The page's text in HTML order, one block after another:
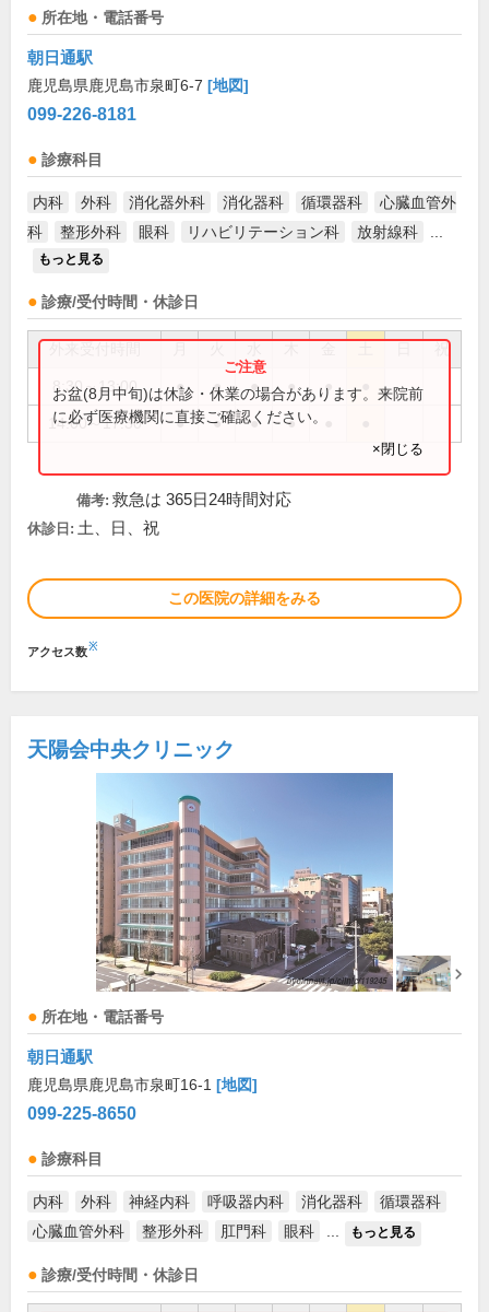
所在地・電話番号
朝日通駅
鹿児島県鹿児島市泉町6-7 [地図]
099-226-8181
診療科目
内科 外科 消化器外科 消化器科 循環器科
心臓血管外
科
整形外科 眼科 リハビリテーション科 放射線科
もっと見る
診療/受付時間・休診日
祝
8:30～13:00 ● ● ● ● ●
14:00～17:30 ● ● ● ●
お盆(8月中旬)は休診・休業の場合があります。来院前
に必ず医療機関に直接ご確認ください。
×閉じる
備考: 救急は 365日24時間対応
休診日: 土、日、祝
この医院の詳細をみる
アクセス数※
天陽会中央クリニック
所在地・電話番号
朝日通駅
鹿児島県鹿児島市泉町16-1 [地図]
099-225-8650
診療科目
内科 外科 神経内科 呼吸器内科 消化器科
循環器科
心臓血管外科
整形外科 肛門科 眼科 もっと見る
診療/受付時間・休診日